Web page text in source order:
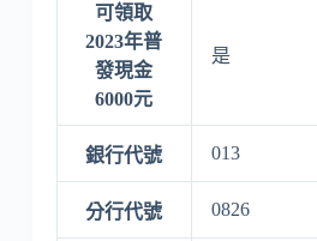
可領取
2023年普
發現金
6000元
是
銀行代號 013
分行代號 0826